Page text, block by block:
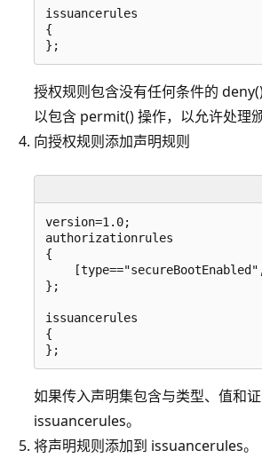
issuancerules
{
授权规则包含没有任何条件的
以包含 permit() 操作，以允许处理
向授权规则添加声明规则
version=1.0;
authorizationrules
{
};
issuancerules
{
如果传入声明集包含与类型、值和
issuancerules。
将声明规则添加到 issuancerules。